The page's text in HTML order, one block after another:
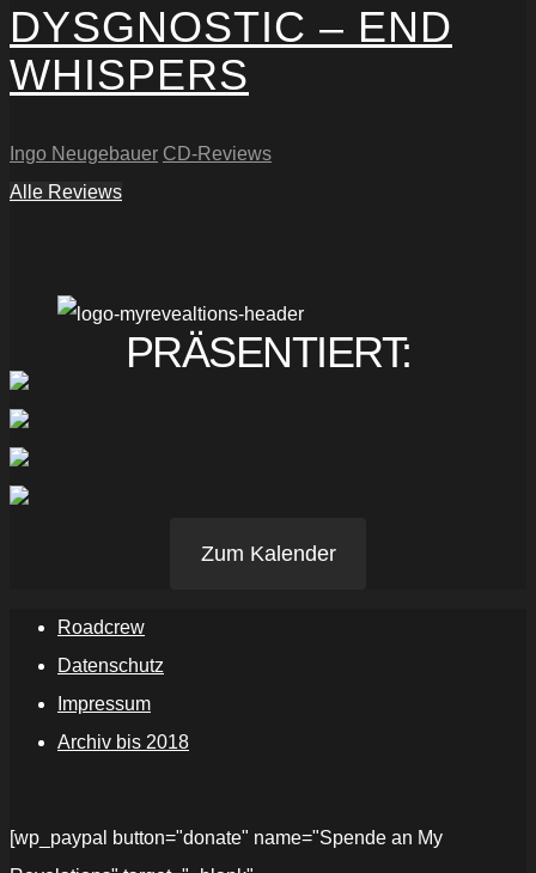
DYSGNOSTIC – END
WHISPERS
Ingo Neugebauer CD-Reviews
Alle Reviews
PRÄSENTIERT:
Zum Kalender
Roadcrew
Datenschutz
Impressum
Archiv bis 2018
[wp_paypal button="donate" name="Spende an My